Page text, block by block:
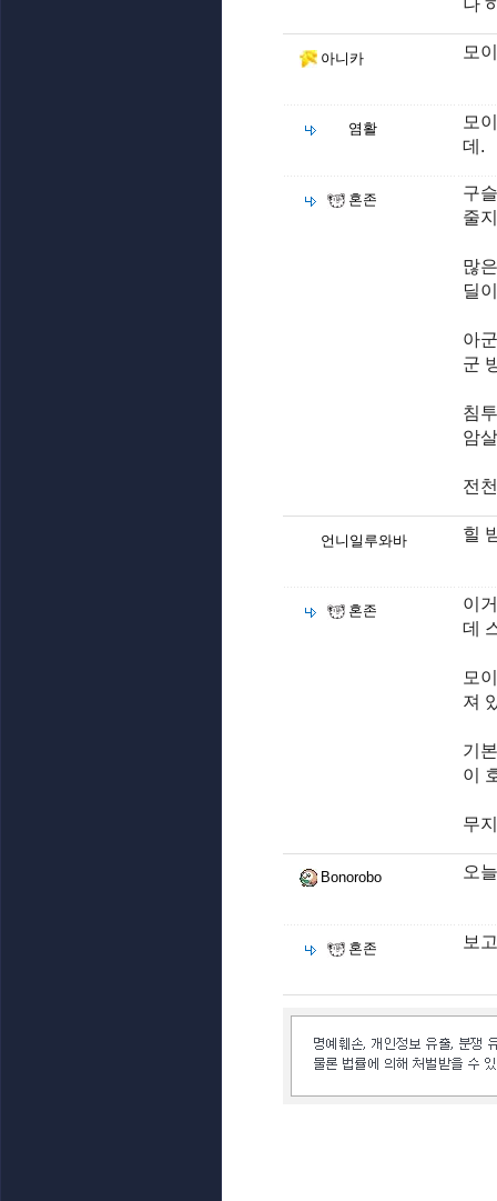
아니카 모
염활
모
데.
혼존
구
줄
많
딜
아
군
침
암
전
언니일루와바 힐
혼존
이
데
모
져
기
이
무
Bonorobo 오
혼존 보